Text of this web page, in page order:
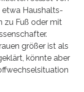
Haushalts-
zu Fuß oder mit
größer ist als
könnte aber